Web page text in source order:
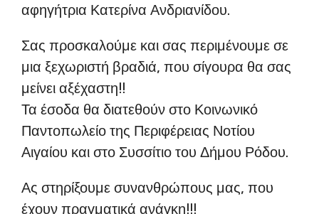
αφηγήτρια Κατερίνα Ανδριανίδου.
Σας προσκαλούμε και σας περιμένουμε σε
μια ξεχωριστή βραδιά, που σίγουρα θα σας
μείνει αξέχαστη!!
Τα έσοδα θα διατεθούν στο Κοινωνικό
Παντοπωλείο της Περιφέρειας Νοτίου
Αιγαίου και στο Συσσίτιο του Δήμου Ρόδου.
Ας στηρίξουμε συνανθρώπους μας, που
έχουν πραγματικά ανάγκη!!!